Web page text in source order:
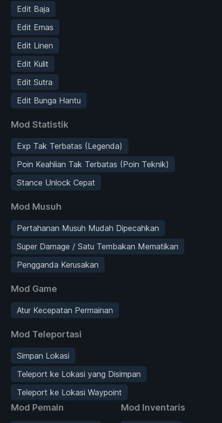
Edit Baja
Edit Emas
Edit Linen
Edit Kulit
Edit Sutra
Edit Bunga Hantu
Mod Statistik
Exp Tak Terbatas (Legenda)
Poin Keahlian Tak Terbatas (Poin Teknik)
Stance Unlock Cepat
Mod Musuh
Pertahanan Musuh Mudah Dipecahkan
Super Damage / Satu Tembakan Mematikan
Pengganda Kerusakan
Mod Game
Atur Kecepatan Permainan
Mod Teleportasi
Simpan Lokasi
Teleport ke Lokasi yang Disimpan
Teleport ke Lokasi Waypoint
Mod Pemain Mod Inventaris